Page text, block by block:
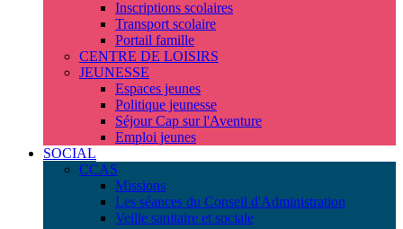
Inscriptions scolaires
Transport scolaire
Portail famille
CENTRE DE LOISIRS
JEUNESSE
Espaces jeunes
Politique jeunesse
Séjour Cap sur l'Aventure
Emploi jeunes
SOCIAL
CCAS
Missions
Les séances du Conseil d'Administration
Veille sanitaire et sociale